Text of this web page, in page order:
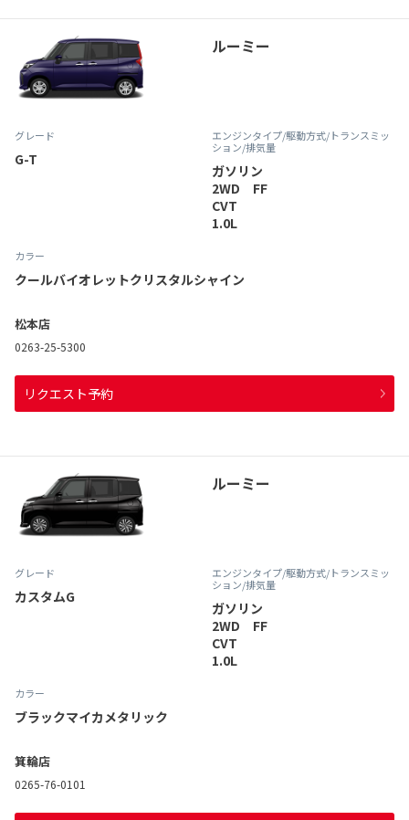
ルーミー
グレード
G-T
エンジンタイプ/駆動方式/トランスミッ
ション/排気量
ガソリン
2WD FF
CVT
1.0L
カラー
クールバイオレットクリスタルシャイン
松本店
0263-25-5300
リクエスト予約
ルーミー
グレード
カスタムG
エンジンタイプ/駆動方式/トランスミッ
ション/排気量
ガソリン
2WD FF
CVT
1.0L
カラー
ブラックマイカメタリック
箕輪店
0265-76-0101